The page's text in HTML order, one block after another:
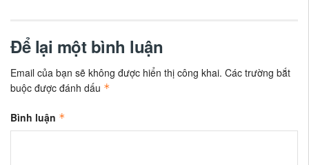
Để lại một bình luận
Email của bạn sẽ không được hiển thị công khai. Các trường bắt
buộc được đánh dấu *
Bình luận *